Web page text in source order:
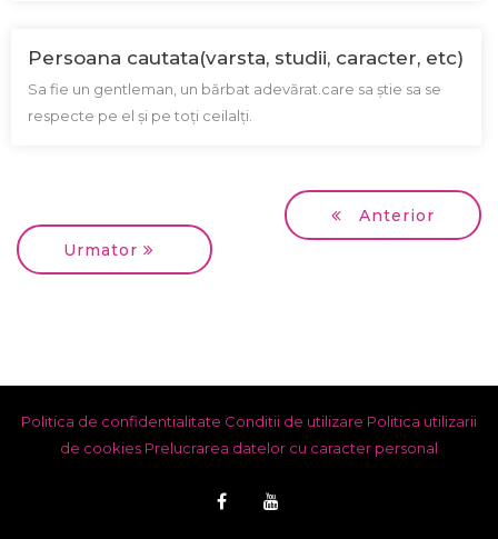
Persoana cautata(varsta, studii, caracter, etc)
Sa fie un gentleman, un bărbat adevărat.care sa știe sa se
respecte pe el și pe toți ceilalți.
Anterior
Urmator
Politica de confidentialitate Conditii de utilizare Politica utilizarii
de cookies Prelucrarea datelor cu caracter personal